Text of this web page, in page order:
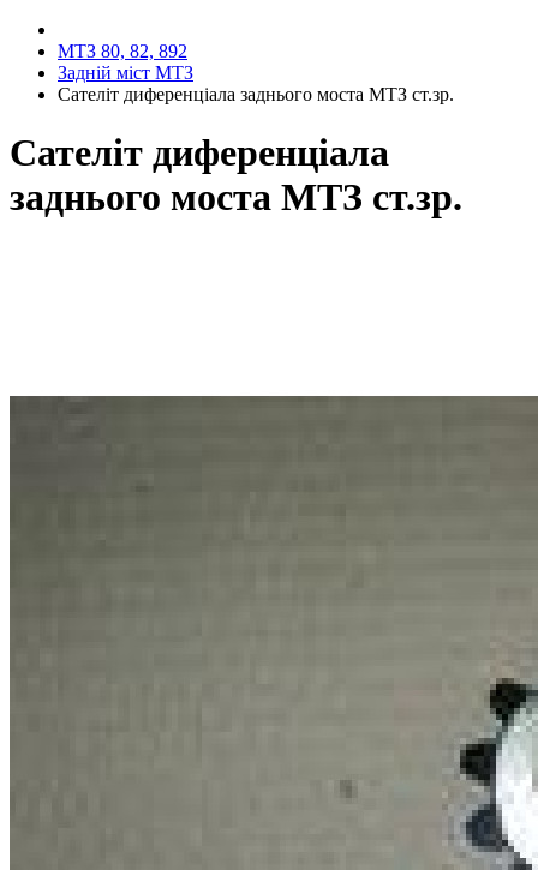
МТЗ 80, 82, 892
Задній міст МТЗ
Сателіт диференціала заднього моста МТЗ ст.зр.
Сателіт диференціала
заднього моста МТЗ ст.зр.